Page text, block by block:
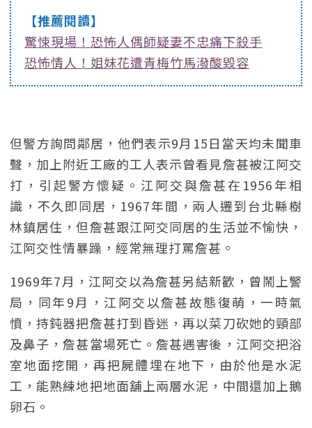
【推薦閱讀】
驚悚現場！恐怖人偶師疑妻不忠痛下殺手
恐怖情人！姐妹花遭青梅竹馬潑酸毀容
但警方詢問鄰居，他們表示9月15日當天均未聞車
聲，加上附近工廠的工人表示曾看見詹甚被江阿交
打，引起警方懷疑。江阿交與詹甚在1956年相
識，不久即同居，1967年間，兩人遷到台北縣樹
林鎮居住，但詹甚跟江阿交同居的生活並不愉快，
江阿交性情暴躁，經常無理打罵詹甚。
1969年7月，江阿交以為詹甚另結新歡，曾鬧上警
局，同年9月，江阿交以詹甚故態復萌，一時氣
憤，持鈍器把詹甚打到昏迷，再以菜刀砍她的頸部
及鼻子，詹甚當場死亡。詹甚遇害後，江阿交把浴
室地面挖開，再把屍體埋在地下，由於他是水泥
工，能熟練地把地面舖上兩層水泥，中間還加上鵝
卵石。